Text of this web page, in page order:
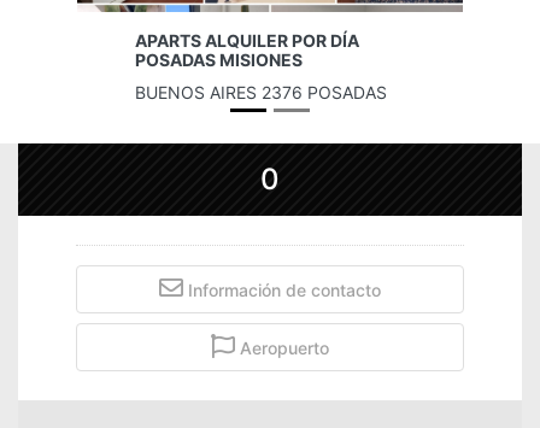
APARTS ALQUILER POR DÍA
POSADAS MISIONES
BUENOS AIRES 2376 POSADAS
0
Información de contacto
Aeropuerto